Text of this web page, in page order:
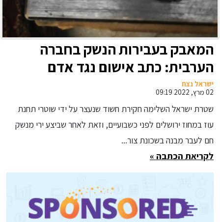
המאבק בעבירות הנשק בחברה
הערבית: כתב אישום נגד אדם
שנתפס ונעצר ע״י המשטרה בחשד
לביצוע ירי מנשק חם והחזקת נשק
ישראל נצח
02 מרץ, 2022 09:19
שטרת ישראל השלימה חקירת חשוד שנעצר על ידי שוטרי תחנת
עוז במחוז ירושלים לפני כשבועיים, וזאת לאחר שביצע ירי מנשק
חם לעבר מבנה בשכונת צור...
לקריאת הכתבה »